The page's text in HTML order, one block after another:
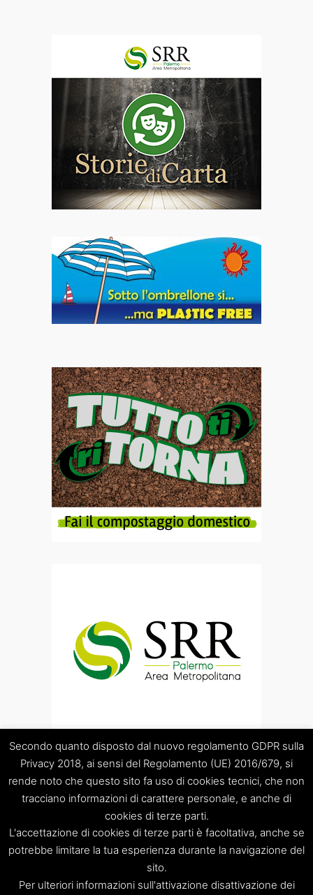
“Società Regolamentazione del servizio di gestione Rifiuti
“Palermo Area Metropolitana” S.C.p.A.
Sede legale: Palermo – Piazza Pretoria 1 – Sede amministrativa:
Palermo – Via Resuttana 360 – Capitale sociale: Euro
120.000,00
Secondo quanto disposto dal nuovo regolamento GDPR sulla
Privacy 2018, ai sensi del Regolamento (UE) 2016/679, si
rende noto che questo sito fa uso di cookies tecnici, che non
tracciano informazioni di carattere personale, e anche di
cookies di terze parti.
L'accettazione di cookies di terze parti è facoltativa, anche se
potrebbe limitare la tua esperienza durante la navigazione del
sito.
Per ulteriori informazioni sull'attivazione disattivazione dei